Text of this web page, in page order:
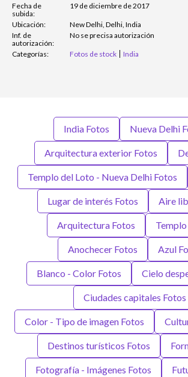
Fecha de
subida:
19 de diciembre de 2017
Ubicación:
New Delhi, Delhi, India
Inf. de
autorización:
No se precisa autorización
Categorías: Fotos de stock India
India Fotos Nueva Delhi
Arquitectura exterior Fotos
Templo del Loto - Nueva Delhi Fotos
Lugar de interés Fotos Aire
Arquitectura Fotos
Anochecer Fotos Azul
Blanco - Color Fotos Cielo
Ciudades capitales Fotos
Color - Tipo de imagen Fotos
Destinos turísticos Fotos
Fotografía - Imágenes Fotos